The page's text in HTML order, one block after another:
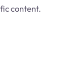
content.